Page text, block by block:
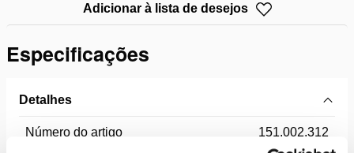
Adicionar à lista de desejos
Especificações
Detalhes
Número do artigo 151.002.312